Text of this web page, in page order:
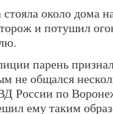
около дома
и потушил
парень
не общался
России по
ему таким